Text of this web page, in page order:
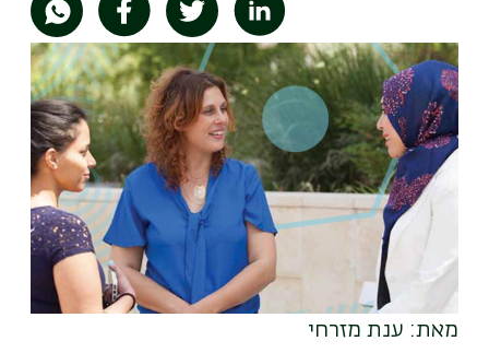
תמונה
מאת: ענת מזרחי